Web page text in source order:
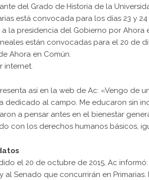
del Grado de Historia de la
está convocada para los días 23 y
la presidencia del Gobierno por Ahora
están convocadas para el 20 de
Ahora en Común.
internet.
así en la web de Ac: «Vengo de
dedicado al campo. Me educaron sin
a pensar antes en el bienestar
con los derechos humanos básicos,
el 20 de octubre de 2015, Ac
al Senado que concurrirán en